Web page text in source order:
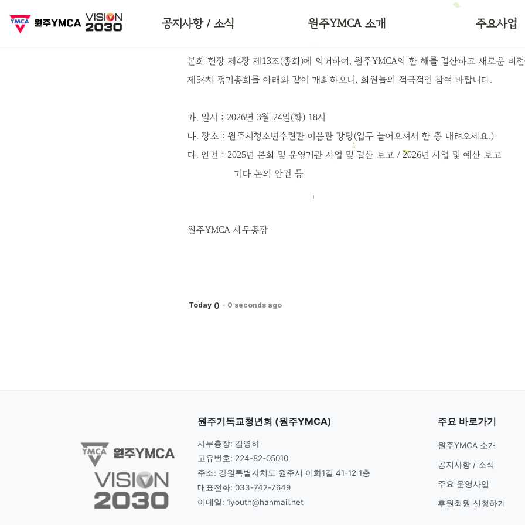
공지사항 / 소식 원주YMCA 소개 주요사업
오시는길 국제연대
본회 헌장 제4장 제13조(총회)에 의거하여, 원주YMCA의 한 해를 결산하고 새로운 비
제54차 정기총회를 아래와 같이 개최하오니, 회원들의 적극적인 참여 바랍니다.
가. 일시 : 2026년 3월 24일(화) 18시
나. 장소 : 원주시청소년수련관 이음관 강당(입구 들어오셔서 한 층 내려오세요.)
다. 안건 : 2025년 본회 및 운영기관 사업 및 결산 보고 / 2026년 사업 및 예산 보고
                기타 논의 안건 등
원주YMCA 사무총장
Today 0 - 0 seconds ago
원주기독교청년회 (원주YMCA)
사무총장: 김영하
고유번호: 224-82-05010
주소: 강원특별자치도 원주시 이화1길 41-12 1층
대표전화: 033-742-7649
이메일: 1youth@hanmail.net
주요 바로가기
원주YMCA 소개
공지사항 / 소식
주요 운영사업
후원회원 신청하기